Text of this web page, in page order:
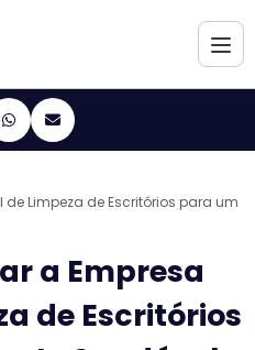
Limpeza de Escritórios para um
a Empresa
de Escritórios